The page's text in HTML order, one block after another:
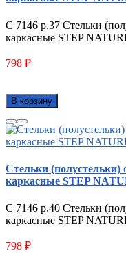
С 7146 р.37 Стельки
каркасные STEP
798 ₽
В корзину
Стельки (полустельки)
каркасные STEP
С 7146 р.40 Стельки
каркасные STEP
798 ₽